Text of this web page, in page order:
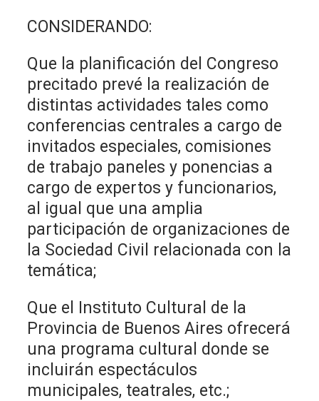
CONSIDERANDO:
Que la planificación del Congreso
precitado prevé la realización de
distintas actividades tales como
conferencias centrales a cargo de
invitados especiales, comisiones
de trabajo paneles y ponencias a
cargo de expertos y funcionarios,
al igual que una amplia
participación de organizaciones de
la Sociedad Civil relacionada con la
temática;
Que el Instituto Cultural de la
Provincia de Buenos Aires ofrecerá
una programa cultural donde se
incluirán espectáculos
municipales, teatrales, etc.;